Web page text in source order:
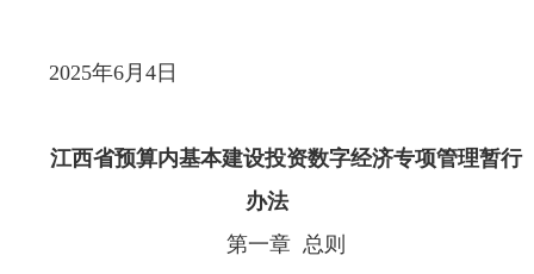
2025年6月4日
江西省预算内基本建设投资数字经济专项管理暂行
办法
第一章 总则